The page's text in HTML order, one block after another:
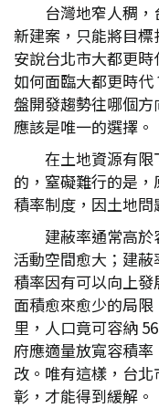
台灣地窄人稠
新建案，只能將目
安說台北市大都更
如何面臨大都更時
盤開發趨勢往哪個
應該是唯一的選擇。
在土地資源有
的，窒礙難行的是
積率制度，因土地問
建蔽率通常高
活動空間愈大；建
積率因有可以向上
面積愈來愈少的局
里，人口竟可容納
府應適量放寬容積
改。唯有這樣，台
彰，才能得到緩解。